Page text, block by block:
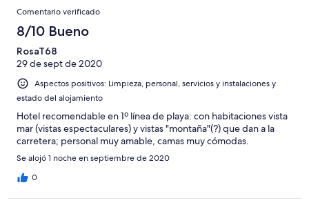
Comentario verificado
8/10 Bueno
RosaT68
29 de sept de 2020
Aspectos positivos: Limpieza, personal, servicios y instalaciones y
estado del alojamiento
Hotel recomendable en 1º línea de playa: con habitaciones vista
mar (vistas espectaculares) y vistas "montaña"(?) que dan a la
carretera; personal muy amable, camas muy cómodas.
Se alojó 1 noche en septiembre de 2020
0